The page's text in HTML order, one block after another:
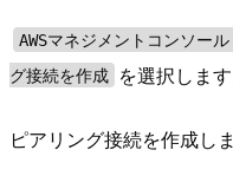
AWSマネジメントコンソール
グ接続を作成
を選択します
ピアリング接続を作成しま